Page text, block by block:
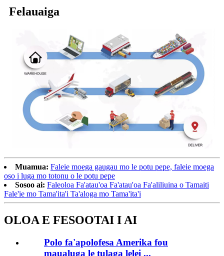
Felauaiga
Muamua: Faleie moega gaugau mo le potu pepe, faleie moega
oso i luga mo totonu o le potu pepe
Sosoo ai: Faleoloa Fa'atau'oa Fa'atau'oa Fa'aliliuina o Tamaiti
Fale'ie mo Tama'ita'i Ta'aloga mo Tama'ita'i
OLOA E FESOOTAI I AI
Polo fa'apolofesa Amerika fou
maualuga le tulaga lelei ...